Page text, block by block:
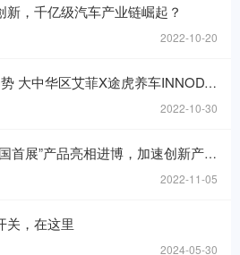
新，千亿级汽车产业链崛起？
2022-10-20
华区艾菲X途虎养车INNODAY圆满举办！
2022-10-30
展”产品亮相进博，加速创新产品落地
2022-11-05
关，在这里
2024-05-30